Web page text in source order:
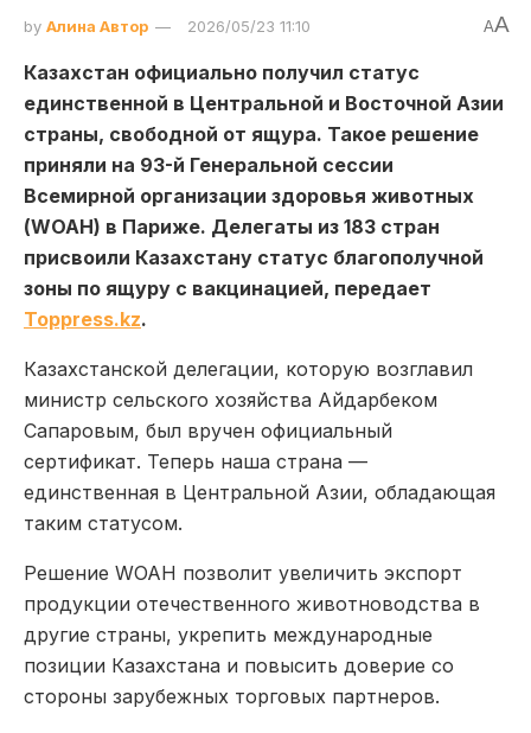
by Алина Автор 2026/05/23 11:10 AA
Казахстан официально получил статус
единственной в Центральной и Восточной Азии
страны, свободной от ящура. Такое решение
приняли на 93-й Генеральной сессии
Всемирной организации здоровья животных
(WOAH) в Париже. Делегаты из 183 стран
присвоили Казахстану статус благополучной
зоны по ящуру с вакцинацией, передает
Toppress.kz.
Казахстанской делегации, которую возглавил
министр сельского хозяйства Айдарбеком
Сапаровым, был вручен официальный
сертификат. Теперь наша страна —
единственная в Центральной Азии, обладающая
таким статусом.
Решение WOAH позволит увеличить экспорт
продукции отечественного животноводства в
другие страны, укрепить международные
позиции Казахстана и повысить доверие со
стороны зарубежных торговых партнеров.